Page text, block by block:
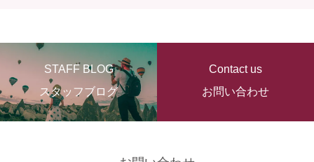
STAFF BLOG
スタッフブログ
Contact us
お問い合わせ